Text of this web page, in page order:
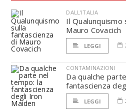
DALL'ITALIA
Il Qualunquismo
Mauro Covacich
LEGGI
CONTAMINAZIONI
Da qualche
fantascienza
LEGGI